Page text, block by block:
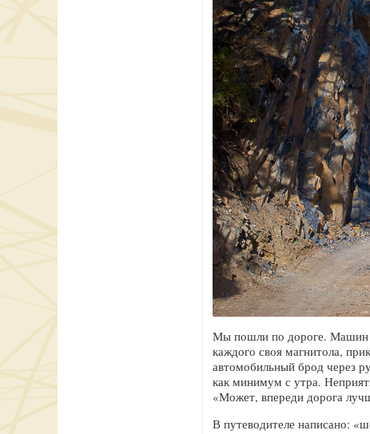
Мы пошли по дороге. Машин
каждого своя магнитола,
автомобильный брод через
как минимум с утра.
«Может, впереди дорога
В путеводителе написано: